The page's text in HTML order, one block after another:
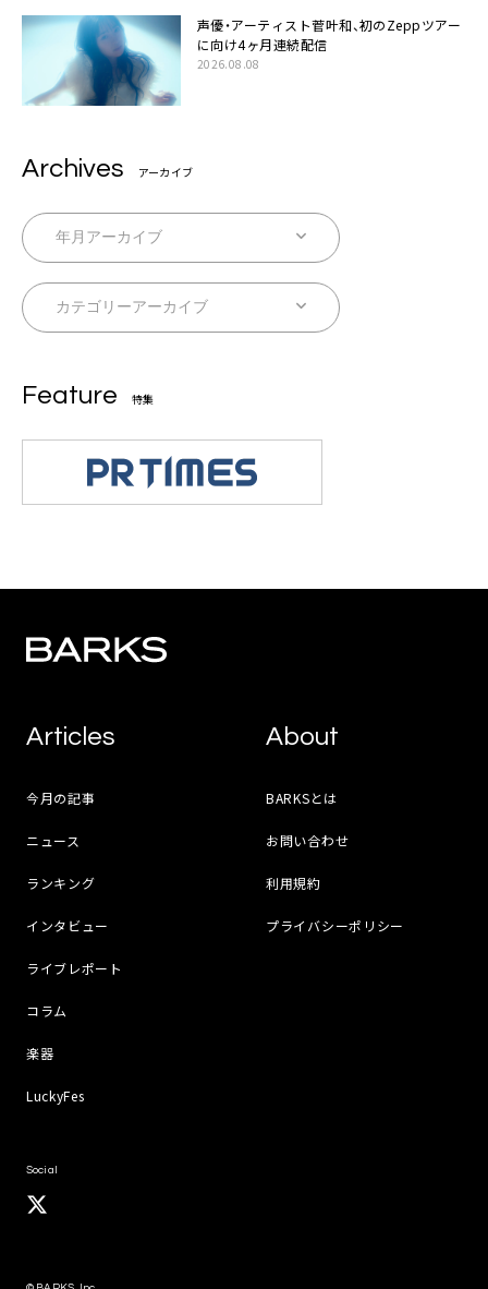
声優・アーティスト菅叶和、初のZeppツアー
に向け4ヶ月連続配信
2026.08.08
Archives アーカイブ
Feature 特集
Articles
今月の記事
ニュース
ランキング
インタビュー
ライブレポート
コラム
楽器
LuckyFes
About
BARKSとは
お問い合わせ
利用規約
プライバシーポリシー
Social